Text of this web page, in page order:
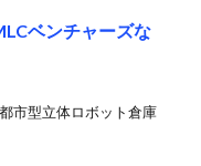
ベンチャーズな
市型立体ロボット倉庫